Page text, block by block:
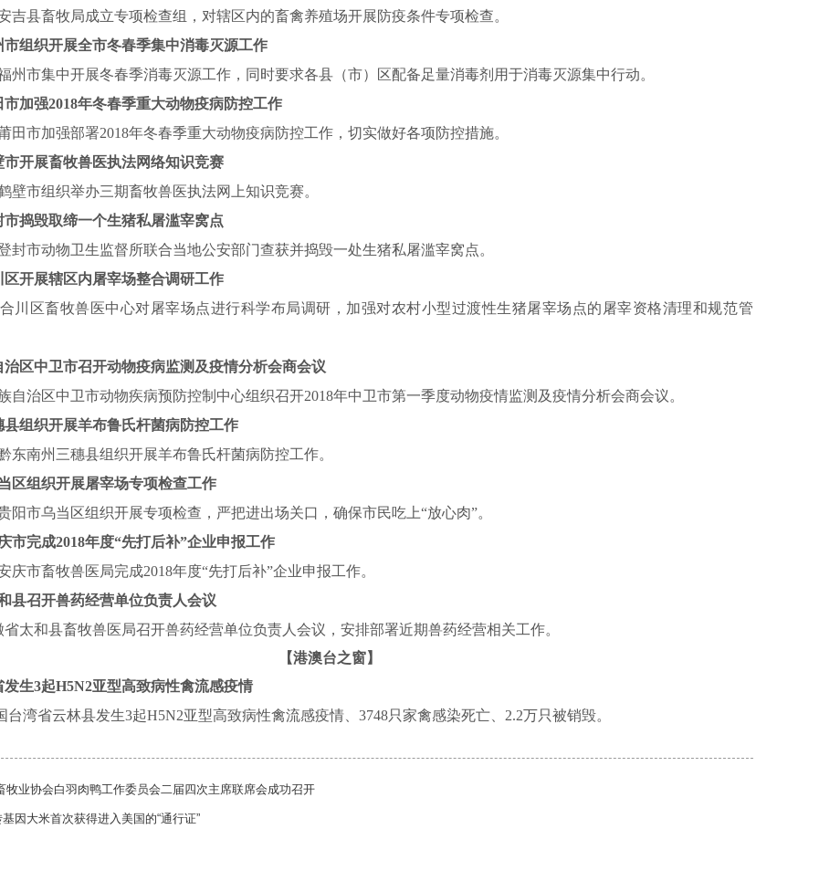
吉县畜牧局成立专项检查组，对辖区内的畜禽养殖场开展防疫条件专项检查。
组织开展全市冬春季集中消毒灭源工作
州市集中开展冬春季消毒灭源工作，同时要求各县（市）区配备足量消毒剂用于消毒灭源集中行动。
市加强2018年冬春季重大动物疫病防控工作
田市加强部署2018年冬春季重大动物疫病防控工作，切实做好各项防控措施。
开展畜牧兽医执法网络知识竞赛
壁市组织举办三期畜牧兽医执法网上知识竞赛。
捣毁取缔一个生猪私屠滥宰窝点
封市动物卫生监督所联合当地公安部门查获并捣毁一处生猪私屠滥宰窝点。
开展辖区内屠宰场整合调研工作
川区畜牧兽医中心对屠宰场点进行科学布局调研，加强对农村小型过渡性生猪屠宰场点的屠宰资格清理和规范管
区中卫市召开动物疫病监测及疫情分析会商会议
自治区中卫市动物疾病预防控制中心组织召开2018年中卫市第一季度动物疫情监测及疫情分析会商会议。
组织开展羊布鲁氏杆菌病防控工作
东南州三穗县组织开展羊布鲁氏杆菌病防控工作。
区组织开展屠宰场专项检查工作
阳市乌当区组织开展专项检查，严把进出场关口，确保市民吃上“放心肉”。
市完成2018年度“先打后补”企业申报工作
庆市畜牧兽医局完成2018年度“先打后补”企业申报工作。
县召开兽药经营单位负责人会议
太和县畜牧兽医局召开兽药经营单位负责人会议，安排部署近期兽药经营相关工作。
【港澳台之窗】
发生3起H5N2亚型高致病性禽流感疫情
台湾省云林县发生3起H5N2亚型高致病性禽流感疫情、 3748只家禽感染死亡、 2.2万只被销毁。
业协会白羽肉鸭工作委员会二届四次主席联席会成功召开
因大米首次获得进入美国的“通行证”